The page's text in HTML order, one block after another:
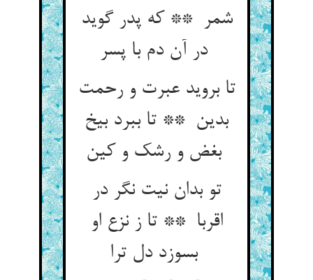
شمر ** که پدر گوید
در آن دم با پسر
تا بروید عبرت و رحمت
بدین ** تا ببرد بیخ
بغض و رشک و کین
تو بدان نیت نگر در
اقربا ** تا ز نزع او
بسوزد دل ترا